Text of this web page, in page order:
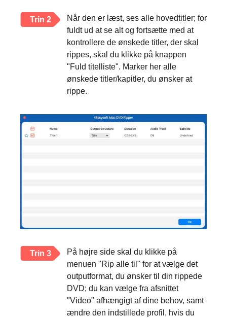
Trin 2
Når den er læst, ses alle hovedtitler; for
fuldt ud at se alt og fortsætte med at
kontrollere de ønskede titler, der skal
rippes, skal du klikke på knappen
"Fuld titelliste". Marker her alle
ønskede titler/kapitler, du ønsker at
rippe.
Trin 3
På højre side skal du klikke på
menuen "Rip alle til" for at vælge det
outputformat, du ønsker til din rippede
DVD; du kan vælge fra afsnittet
"Video" afhængigt af dine behov, samt
ændre den indstillede profil, hvis du